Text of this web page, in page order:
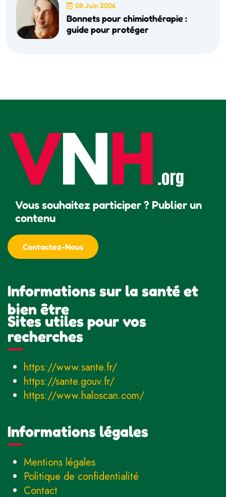
08 Juin 2026
Bonnets pour chimiothérapie :
guide pour protéger
Vous souhaitez participer ? Publier un
contenu
Contactez-Nous
Informations sur la santé et
bien être
Sites utiles pour vos
recherches
https://www.sante.fr/
https://sante.gouv.fr/
https://www.haloscan.com/
Informations légales
Mentions légales
Politique de confidentialité
Contact